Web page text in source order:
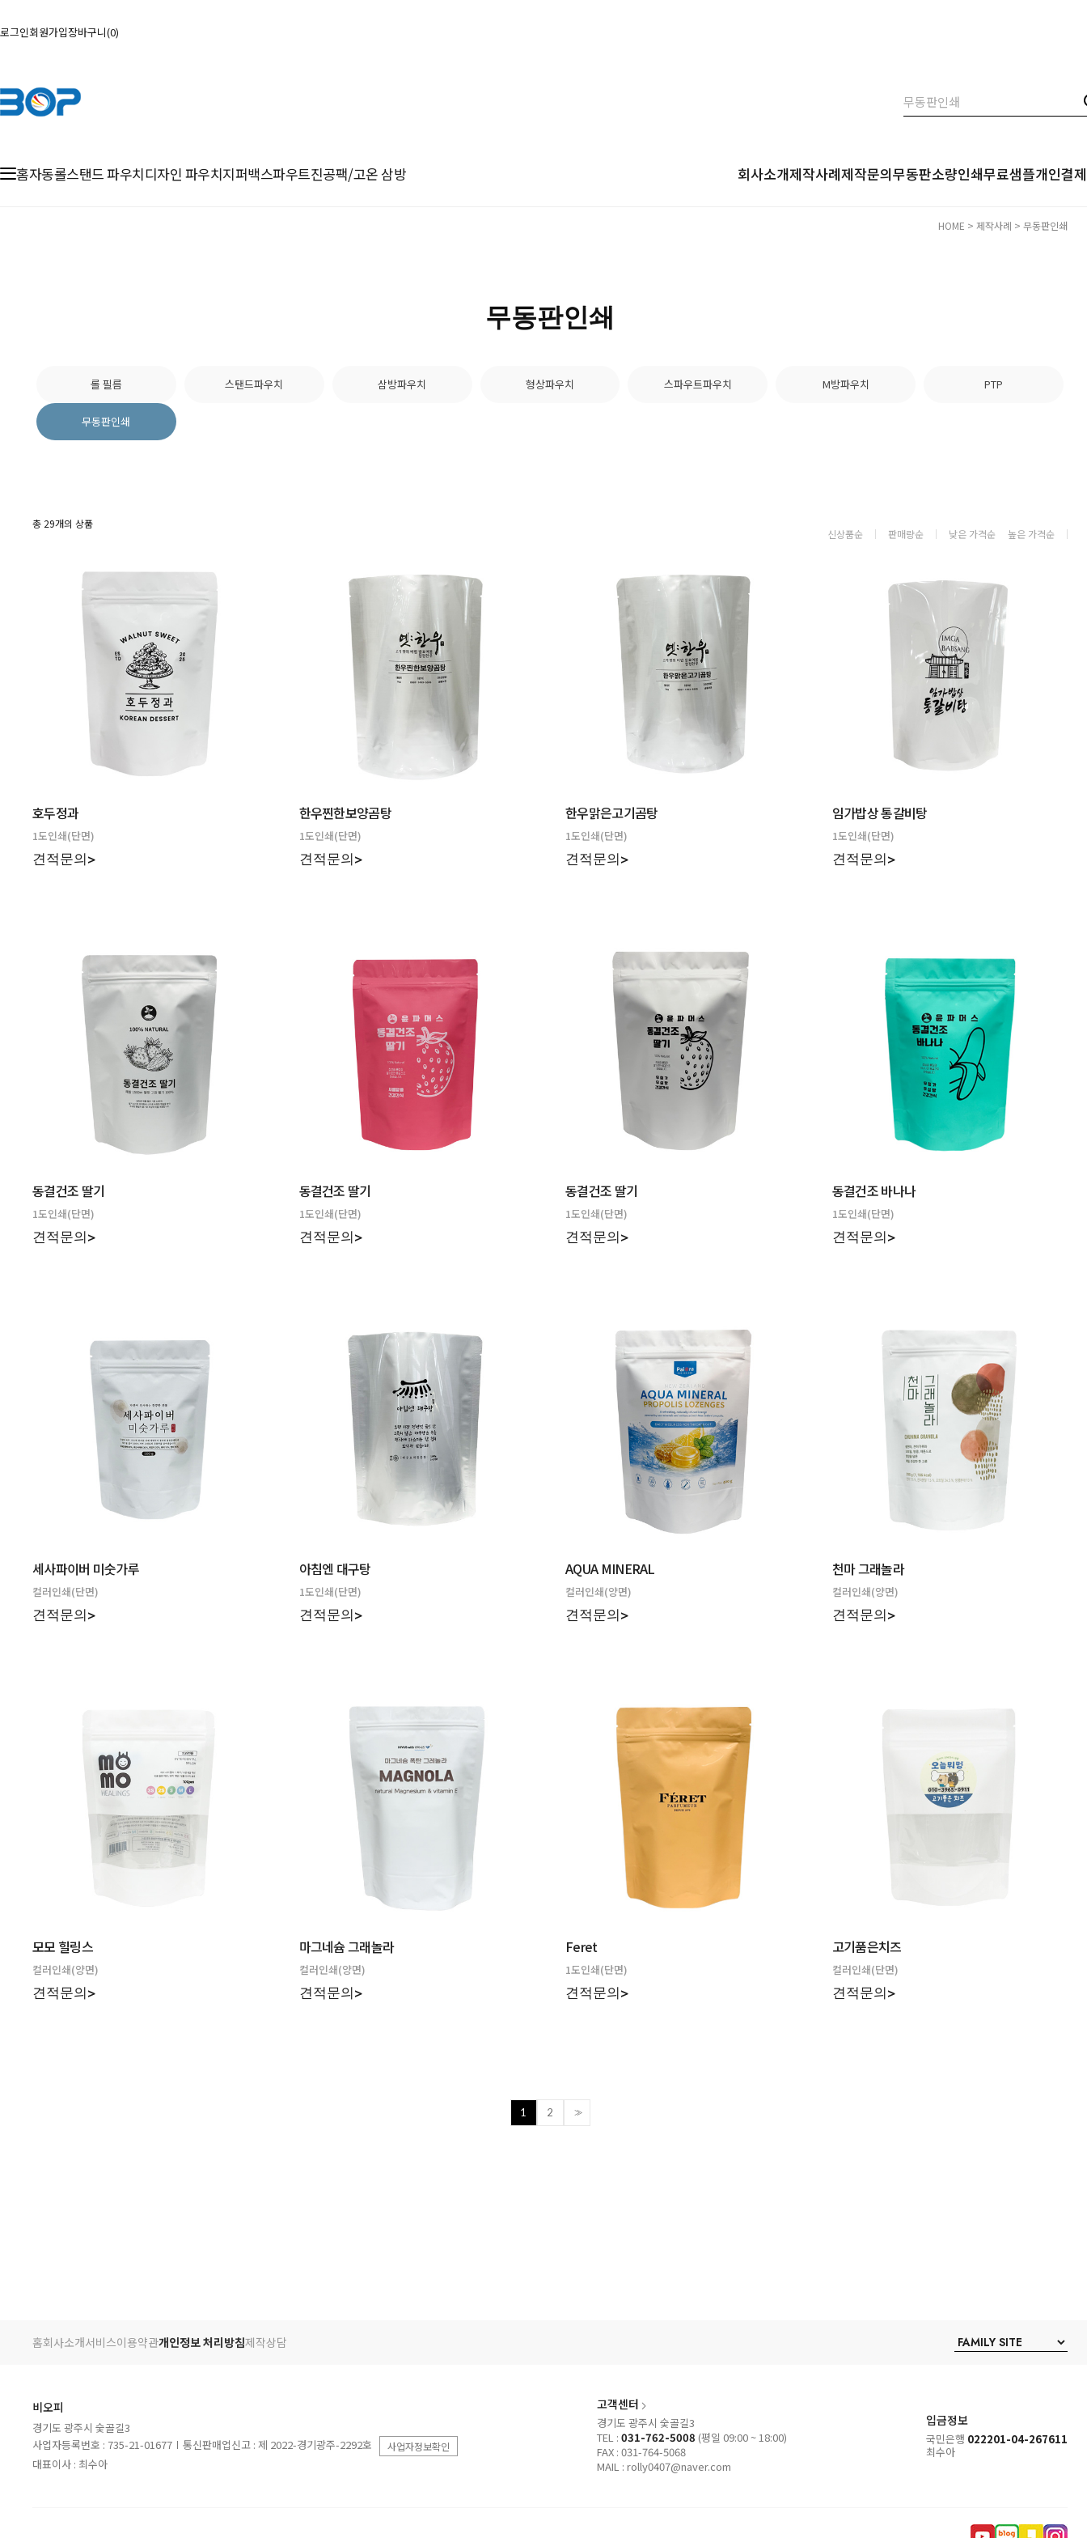
로그인회원가입장바구니 0
홈자동롤스탠드 파우치디자인 파우치지퍼백스파우트진공팩/고온 삼방 회사소개제작사례제작문의무동판소량인쇄무료샘플개인결
HOME > 제작사례 > 무동판인쇄
무동판인쇄
롤 필름 스탠드파우치 삼방파우치 형상파우치 스파우트파우치 M방파우치 PTP
무동판인쇄
총 29개의 상품
신상품순 판매량순 낮은 가격순 높은 가격순
호두정과
1도인쇄(단면)
견적문의>
한우찐한보양곰탕
1도인쇄(단면)
견적문의>
한우맑은고기곰탕
1도인쇄(단면)
견적문의>
임가밥상 통갈비탕
1도인쇄(단면)
견적문의>
동결건조 딸기
1도인쇄(단면)
견적문의>
동결건조 딸기
1도인쇄(단면)
견적문의>
동결건조 딸기
1도인쇄(단면)
견적문의>
동결건조 바나나
1도인쇄(단면)
견적문의>
세사파이버 미숫가루
컬러인쇄(단면)
견적문의>
아침엔 대구탕
1도인쇄(단면)
견적문의>
AQUA MINERAL
컬러인쇄(양면)
견적문의>
천마 그래놀라
컬러인쇄(양면)
견적문의>
모모 힐링스
컬러인쇄(양면)
견적문의>
마그네슘 그래놀라
컬러인쇄(양면)
견적문의>
Feret
1도인쇄(단면)
견적문의>
고기품은치즈
컬러인쇄(단면)
견적문의>
1 2 >>
홈회사소개서비스이용약관개인정보 처리방침제작상담
비오피
경기도 광주시 숯골길3
사업자등록번호 : 735-21-01677
통신판매업신고 : 제 2022-경기광주-2292호 사업자정보확인
대표이사 : 최수아
고객센터
경기도 광주시 숯골길3
TEL : 031-762-5008 (평일 09:00 ~ 18:00)
FAX : 031-764-5068
MAIL : rolly0407@naver.com
입금정보
국민은행 022201-04-267611
최수아